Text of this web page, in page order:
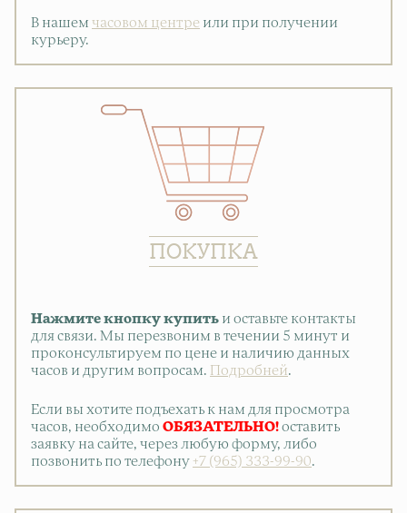
В нашем часовом центре или при получении
курьеру.
ПОКУПКА
Нажмите кнопку купить и оставьте контакты
для связи. Мы перезвоним в течении 5 минут и
проконсультируем по цене и наличию данных
часов и другим вопросам.
Подробней.
Если вы хотите подъехать к нам для просмотра
часов, необходимо ОБЯЗАТЕЛЬНО! оставить
заявку на сайте, через любую форму, либо
позвонить по телефону +7 (965) 333-99-90.